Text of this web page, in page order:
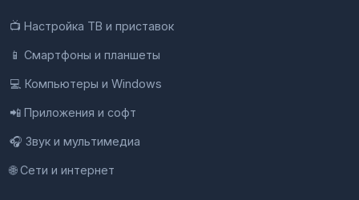
📺 Настройка ТВ и приставок
📱 Смартфоны и планшеты
💻 Компьютеры и Windows
📲 Приложения и софт
🎧 Звук и мультимедиа
🌐 Сети и интернет